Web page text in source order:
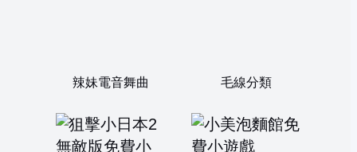
辣妹電音舞曲 毛線分類